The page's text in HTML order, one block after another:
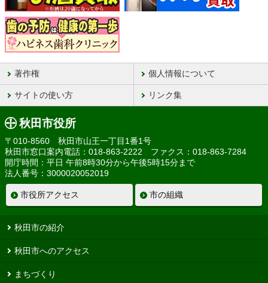
著作権 個人情報について
サイトの使い方 リンク集
秋田市役所
〒010-8560 秋田市山王一丁目1番1号
秋田市窓口案内電話：018-863-2222 ファクス：018-863-7284
開庁時間：平日 午前8時30分から午後5時15分まで
法人番号：3000020052019
市役所アクセス 市の組織
秋田市の紹介
秋田市へのアクセス
まちづくり